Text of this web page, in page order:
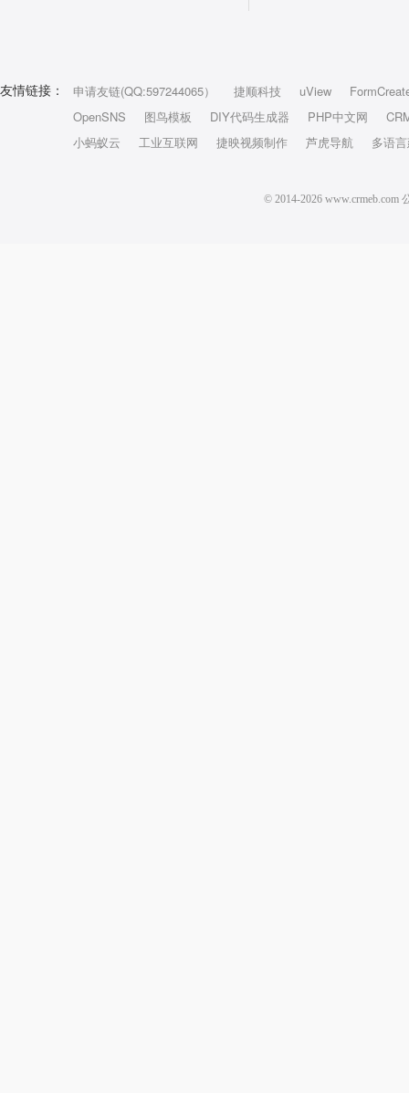
友情链接： 申请友链(QQ:597244065） 捷顺科技 uView
OpenSNS
图鸟模板 DIY代码生成器 PHP中文网
小蚂蚁云
工业互联网 捷映视频制作 芦虎导航 多语
© 2014-2026